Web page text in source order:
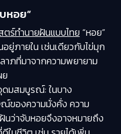
หอย”
ตร์ทำนายฝันแบบไทย “หอย”
ภายใน เช่นเดียวกับไข่มุก
าภที่มาจากความพยายาม
มสมบูรณ์: ในบาง
ของความมั่งคั่ง ความ
นว่าจับหอยจึงอาจหมายถึง